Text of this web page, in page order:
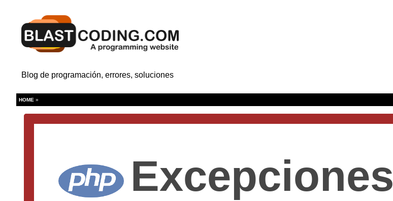
Blog de programación, errores, soluciones
HOME »
Excepciones